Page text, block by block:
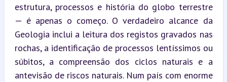
estrutura, processos e história do globo terrestre
— é apenas o começo. O verdadeiro alcance da
Geologia inclui a leitura dos registos gravados nas
rochas, a identificação de processos lentíssimos ou
súbitos, a compreensão dos ciclos naturais e a
antevisão de riscos naturais. Num país com enorme